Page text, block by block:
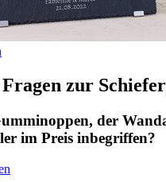
zur
der
im Preis inbegriffen?